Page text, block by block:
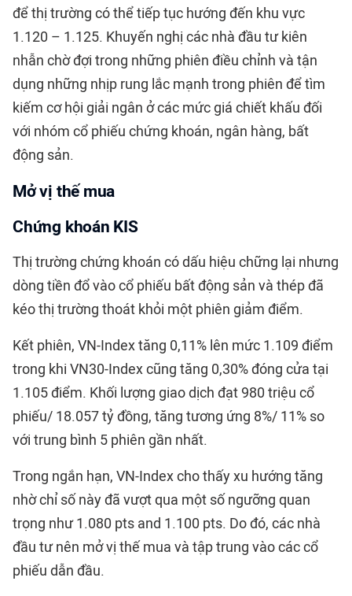
để thị trường có thể tiếp tục hướng đến khu vực
1.120 – 1.125. Khuyến nghị các nhà đầu tư kiên
nhẫn chờ đợi trong những phiên điều chỉnh và tận
dụng những nhịp rung lắc mạnh trong phiên để tìm
kiếm cơ hội giải ngân ở các mức giá chiết khấu đối
với nhóm cổ phiếu chứng khoán, ngân hàng, bất
động sản.
Mở vị thế mua
Chứng khoán KIS
Thị trường chứng khoán có dấu hiệu chững lại nhưng
dòng tiền đổ vào cổ phiếu bất động sản và thép đã
kéo thị trường thoát khỏi một phiên giảm điểm.
Kết phiên, VN-Index tăng 0,11% lên mức 1.109 điểm
trong khi VN30-Index cũng tăng 0,30% đóng cửa tại
1.105 điểm. Khối lượng giao dịch đạt 980 triệu cổ
phiếu/ 18.057 tỷ đồng, tăng tương ứng 8%/ 11% so
với trung bình 5 phiên gần nhất.
Trong ngắn hạn, VN-Index cho thấy xu hướng tăng
nhờ chỉ số này đã vượt qua một số ngưỡng quan
trọng như 1.080 pts and 1.100 pts. Do đó, các nhà
đầu tư nên mở vị thế mua và tập trung vào các cổ
phiếu dẫn đầu.